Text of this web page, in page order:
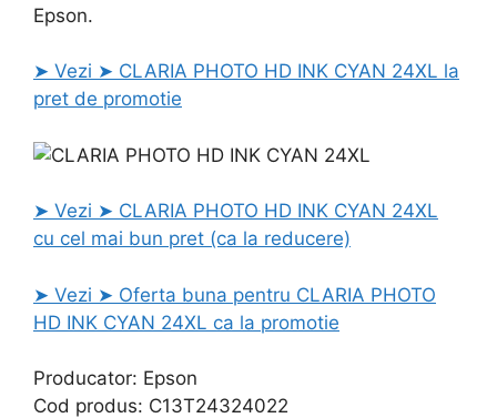
Epson.
➤ Vezi ➤ CLARIA PHOTO HD INK CYAN 24XL la
pret de promotie
➤ Vezi ➤ CLARIA PHOTO HD INK CYAN 24XL
cu cel mai bun pret (ca la reducere)
➤ Vezi ➤ Oferta buna pentru CLARIA PHOTO
HD INK CYAN 24XL ca la promotie
Producator: Epson
Cod produs: C13T24324022